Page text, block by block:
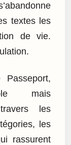
textes les
de vie.
Passeport,
mais
les
les
rassurent